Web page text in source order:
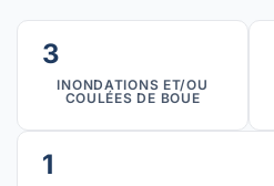
3
INONDATIONS ET/OU
COULÉES DE BOUE
1